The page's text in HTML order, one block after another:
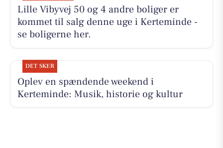
Lille Vibyvej 50 og 4 andre boliger er
kommet til salg denne uge i Kerteminde -
se boligerne her.
DET SKER
Oplev en spændende weekend i
Kerteminde: Musik, historie og kultur